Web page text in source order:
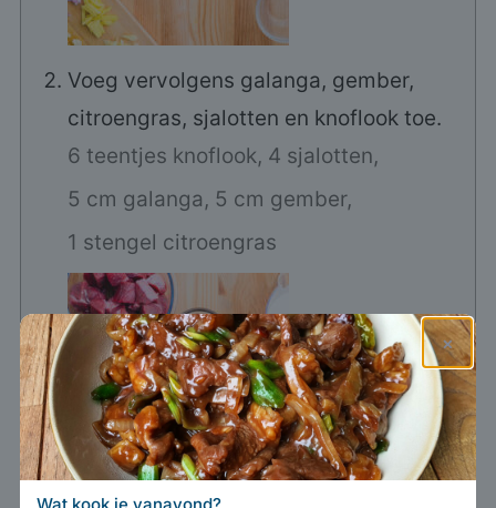
Voeg vervolgens galanga, gember,
citroengras, sjalotten en knoflook toe.
6 teentjes knoflook, 4 sjalotten,
5 cm galanga, 5 cm gember,
1 stengel citroengras
×
Wat kook je vanavond?